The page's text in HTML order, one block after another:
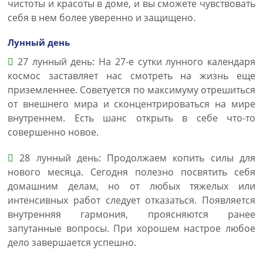
чистоты и красоты в доме, и вы сможете чувствовать
себя в нем более уверенно и защищено.
Лунный день
27 лунный день: На 27-е сутки лунного календаря
космос заставляет нас смотреть на жизнь еще
приземленнее. Советуется по максимуму отрешиться
от внешнего мира и сконцентрироваться на мире
внутреннем. Есть шанс открыть в себе что-то
совершенно новое.
28 лунный день: Продолжаем копить силы для
нового месяца. Сегодня полезно посвятить себя
домашним делам, но от любых тяжелых или
интенсивных работ следует отказаться. Появляется
внутренняя гармония, проясняются ранее
запутанные вопросы. При хорошем настрое любое
дело завершается успешно.